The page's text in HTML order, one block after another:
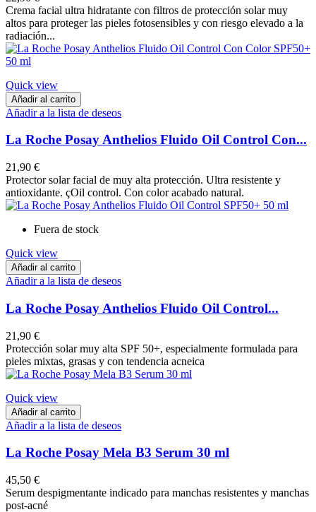
Crema facial ultra hidratante con filtros de protección solar muy
altos para proteger las pieles fotosensibles y con riesgo elevado a la
radiación...
Quick view
Añadir al carrito
Añadir a la lista de deseos
La Roche Posay Anthelios Fluido Oil Control Con...
21,90 €
Protector solar facial de muy alta protección. Ultra resistente y
antioxidante. çOil control. Con color acabado natural.
Fuera de stock
Quick view
Añadir al carrito
Añadir a la lista de deseos
La Roche Posay Anthelios Fluido Oil Control...
21,90 €
Protección solar muy alta SPF 50+, especialmente formulada para
pieles mixtas, grasas y con tendencia acneica
Quick view
Añadir al carrito
Añadir a la lista de deseos
La Roche Posay Mela B3 Serum 30 ml
45,50 €
Serum despigmentante indicado para manchas resistentes y manchas
post-acné